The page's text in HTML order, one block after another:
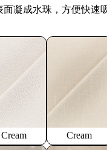
凝成水珠，方便快速
Cream Cream